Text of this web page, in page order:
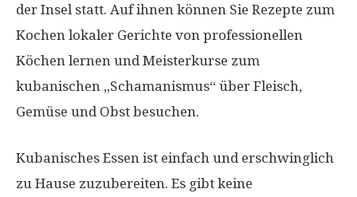
der Insel statt. Auf ihnen können Sie Rezepte zum
Kochen lokaler Gerichte von professionellen
Köchen lernen und Meisterkurse zum
kubanischen „Schamanismus“ über Fleisch,
Gemüse und Obst besuchen.
Kubanisches Essen ist einfach und erschwinglich
zu Hause zuzubereiten. Es gibt keine